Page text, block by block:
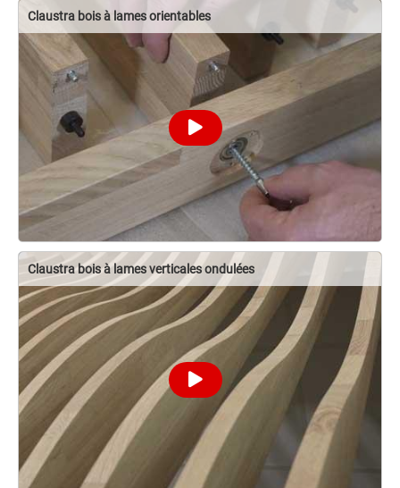
Claustra bois à lames orientables
Claustra bois à lames verticales ondulées